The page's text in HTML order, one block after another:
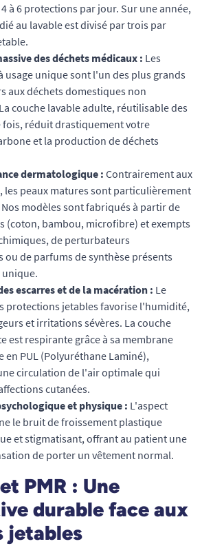
à 6 protections par jour. Sur une année,
au lavable est divisé par trois par
des déchets médicaux : Les
usage unique sont l'un des plus grands
aux déchets domestiques non
couche lavable adulte, réutilisable des
fois, réduit drastiquement votre
et la production de déchets
dermatologique : Contrairement aux
les peaux matures sont particulièrement
modèles sont fabriqués à partir de
(coton, bambou, microfibre) et exempts
de perturbateurs
ou de parfums de synthèse présents
unique.
escarres et de la macération : Le
protections jetables favorise l'humidité,
et irritations sévères. La couche
est respirante grâce à sa membrane
en PUL (Polyuréthane Laminé),
circulation de l'air optimale qui
cutanées.
et physique : L'aspect
le bruit de froissement plastique
et stigmatisant, offrant au patient une
de porter un vêtement normal.
PMR : Une
durable face aux
jetables